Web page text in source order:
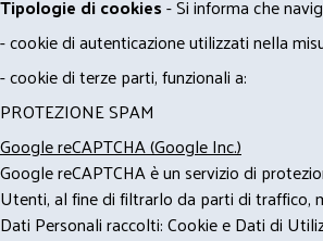
Tipologie di cookies- Si informa che
- cookie di autenticazione utilizzati nella
- cookie di terze parti, funzionali a:
PROTEZIONE SPAM
Google reCAPTCHA (Google Inc.)
Google reCAPTCHA è un servizio di
Utenti, al fine di filtrarlo da parti di traffico,
Dati Personali raccolti: Cookie e Dati di